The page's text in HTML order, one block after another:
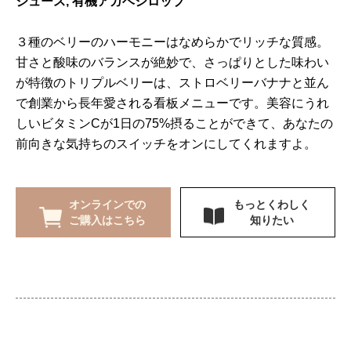
３種のベリーのハーモニーはなめらかでリッチな質感。
甘さと酸味のバランスが絶妙で、さっぱりとした味わい
が特徴のトリプルベリーは、ストロベリーバナナと並ん
で創業から長年愛される看板メニューです。美容にうれ
しいビタミンCが1日の75%摂ることができて、あなたの
前向きな気持ちのスイッチをオンにしてくれますよ。
オンラインでの
ご購入はこちら
もっとくわしく
知りたい